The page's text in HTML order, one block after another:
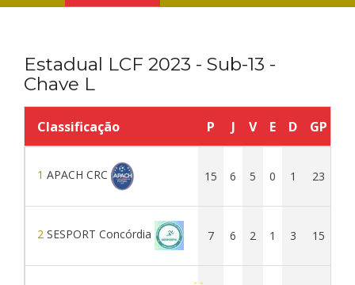
Estadual LCF 2023 - Sub-13 -
Chave L
Classificação P J V E D GP
1 APACH CRC 15 6 5 0 1 23
2 SESPORT Concórdia 7 6 2 1 3 15